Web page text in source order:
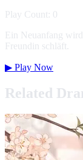
Play Count: 0
Ein Neuanfang
Freundin schläft.
▶ Play Now
Related